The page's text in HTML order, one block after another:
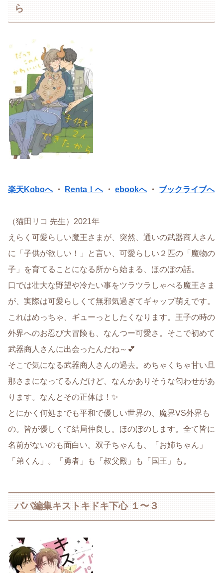
ら
楽天Koboへ・ Renta！へ・ ebookへ・ ブックライブへ
（猫田リコ 先生）2021年
えらく可愛らしい魔王さまが、突然、通いの武器商人さん
に「子供が欲しい！」と言い、可愛らしい２匹の「魔物の
子」を育てることになる所から始まる、ほのぼの話。
口では壮大な野望や冷たい事をツラツラしゃべる魔王さま
が、実際は可愛らしくて無邪気過ぎてギャップ萌えです。
これはめっちゃ、ギューっとしたくなります。王子の時の
外界へのお忍び大冒険も、なんつー可愛さ。そこで初めて
武器商人さんに出会ったんだね～💕
そこで気になる武器商人さんの過去。めちゃくちゃ甘い旦
那さまになってるんだけど、なんかありそうな匂わせがあ
ります。なんとその正体は！✨
とにかく何処までも平和で優しい世界の、魔界VS外界も
の。皆が優しくて結局仲良し。ほのぼのします。全て皆に
名前がないのも面白い。双子ちゃんも、「お姉ちゃん」
「弟くん」。「勇者」も「叔父殿」も「国王」も。
パパ編集キストキドキ下心 １〜３